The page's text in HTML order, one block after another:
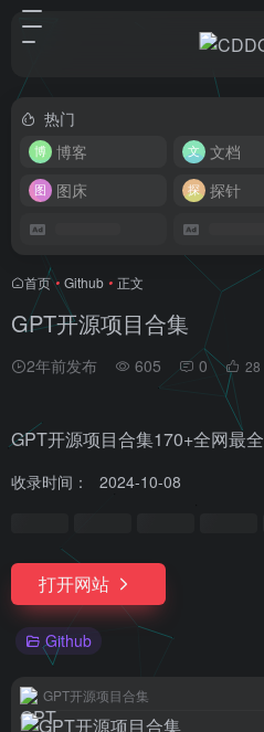
热门
博客
文档
图床
探针
首页 • Github • 正文
GPT开源项目合集
2年前发布 605 0 28
GPT开源项目合集170+全网最全
收录时间： 2024-10-08
打开网站
Github
GPT开源项目合集